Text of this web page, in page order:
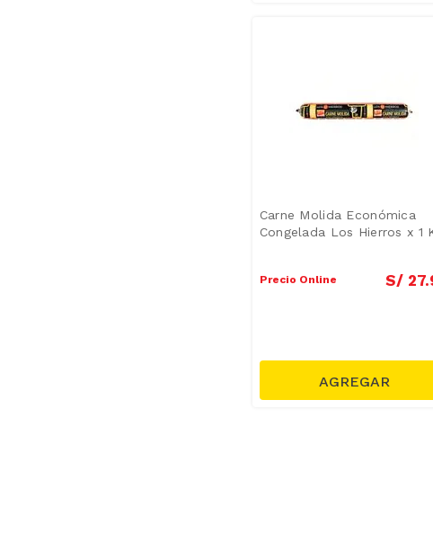
Carne Molida Económica
Congelada Los Hierros x 1
Precio Online S/ 27.